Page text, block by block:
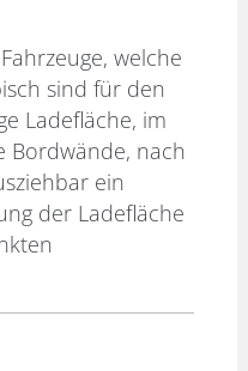
welche
sind für den
Ladefläche, im
Bordwände, nach
ein
der Ladefläche